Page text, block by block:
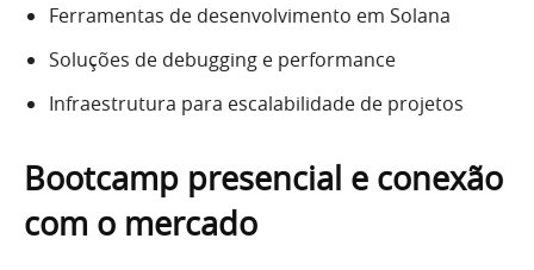
Ferramentas de desenvolvimento em Solana
Soluções de debugging e performance
Infraestrutura para escalabilidade de projetos
Bootcamp presencial e conexão
com o mercado